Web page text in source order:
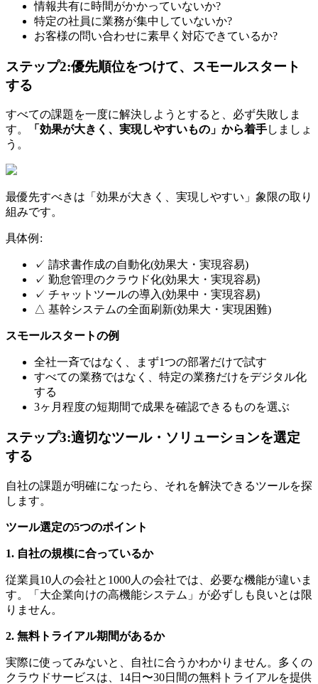
情報共有に時間がかかっていないか?
特定の社員に業務が集中していないか?
お客様の問い合わせに素早く対応できているか?
ステップ2:優先順位をつけて、スモールスタート
する
すべての課題を一度に解決しようとすると、必ず失敗しま
す。
「効果が大きく、実現しやすいもの」から着手しましょ
う。
最優先すべきは「効果が大きく、実現しやすい」象限の取り
組みです。
具体例:
✓ 請求書作成の自動化(効果大・実現容易)
✓ 勤怠管理のクラウド化(効果大・実現容易)
✓ チャットツールの導入(効果中・実現容易)
△ 基幹システムの全面刷新(効果大・実現困難)
スモールスタートの例
全社一斉ではなく、まず1つの部署だけで試す
すべての業務ではなく、特定の業務だけをデジタル化
する
3ヶ月程度の短期間で成果を確認できるものを選ぶ
ステップ3:適切なツール・ソリューションを選定
する
自社の課題が明確になったら、それを解決できるツールを探
します。
ツール選定の5つのポイント
1. 自社の規模に合っているか
従業員10人の会社と1000人の会社では、必要な機能が違いま
す。「大企業向けの高機能システム」が必ずしも良いとは限
りません。
2. 無料トライアル期間があるか
実際に使ってみないと、自社に合うかわかりません。多くの
クラウドサービスは、14日〜30日間の無料トライアルを提供